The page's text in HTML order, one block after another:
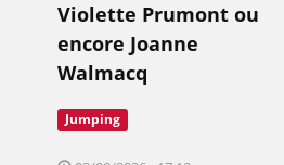
Violette Prumont ou
encore Joanne
Walmacq
Jumping